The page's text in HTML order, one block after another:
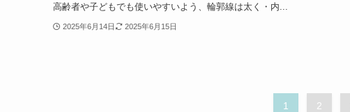
高齢者や子どもでも使いやすいよう、輪郭線は太く・内...
2025年6月14日 2025年6月15日
1 2